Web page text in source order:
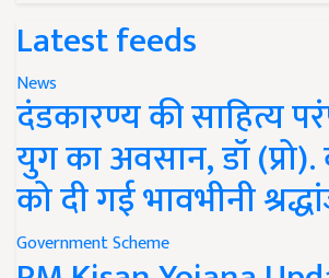
Latest feeds
News
दंडकारण्य की साहित्य
युग का अवसान, डॉ
को दी गई भावभीनी
Government Scheme